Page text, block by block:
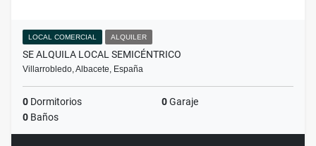
LOCAL COMERCIAL ALQUILER
SE ALQUILA LOCAL SEMICÉNTRICO
Villarrobledo, Albacete, España
0 Dormitorios 0Garaje
0 Baños